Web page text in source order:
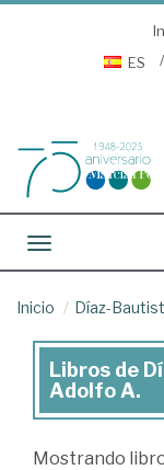
ES
Toggle navigation
Inicio Díaz-
Libros
de
Díaz-
Libros de
Adolfo A.
Mostrando